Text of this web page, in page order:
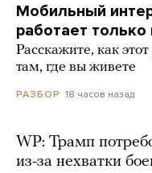
Мобильный
работает
Расскажите, как
там, где вы живете
РАЗБОР 18 часов назад
WP: Трамп
из-за нехватки